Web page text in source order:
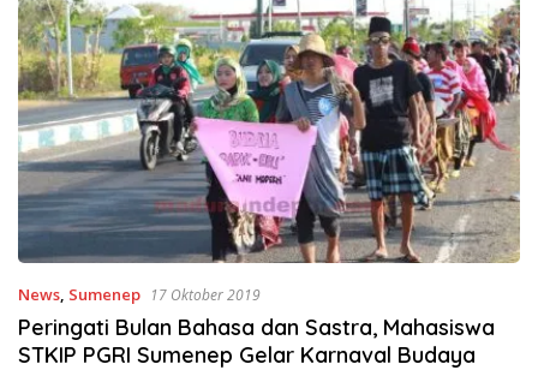
News, Sumenep 17 Oktober 2019
Peringati Bulan Bahasa dan Sastra, Mahasiswa
STKIP PGRI Sumenep Gelar Karnaval Budaya